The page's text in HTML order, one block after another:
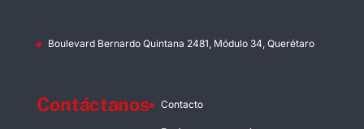
Boulevard Bernardo Quintana 2481, Módulo 34, Querétaro
Contáctanos Contacto